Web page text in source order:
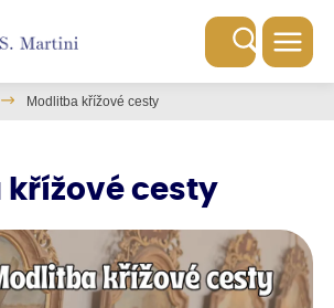
Modlitba křížové cesty
křížové cesty